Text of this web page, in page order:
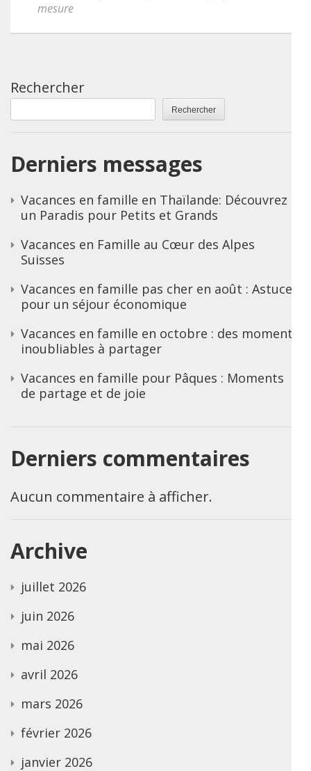
mesure
Rechercher
Rechercher
Derniers messages
Vacances en famille en Thaïlande: Découvrez
un Paradis pour Petits et Grands
Vacances en Famille au Cœur des Alpes
Suisses
Vacances en famille pas cher en août : Astuces
pour un séjour économique
Vacances en famille en octobre : des moments
inoubliables à partager
Vacances en famille pour Pâques : Moments
de partage et de joie
Derniers commentaires
Aucun commentaire à afficher.
Archive
juillet 2026
juin 2026
mai 2026
avril 2026
mars 2026
février 2026
janvier 2026